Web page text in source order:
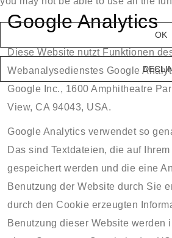
Google Analytics
Diese Website nutzt Funktionen
Webanalysedienstes Google
Google Inc., 1600 Amphitheatre
View, CA 94043, USA.
Google Analytics verwendet so
Das sind Textdateien, die auf
gespeichert werden und die eine
Benutzung der Website durch Sie
durch den Cookie erzeugten
Benutzung dieser Website werden
OK